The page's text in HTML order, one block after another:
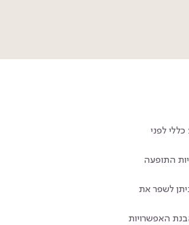
לפני
התופעה
לשפר את
האפשרויות